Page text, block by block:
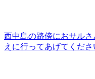
西中島の路傍におサル
えに行ってあげてくだ